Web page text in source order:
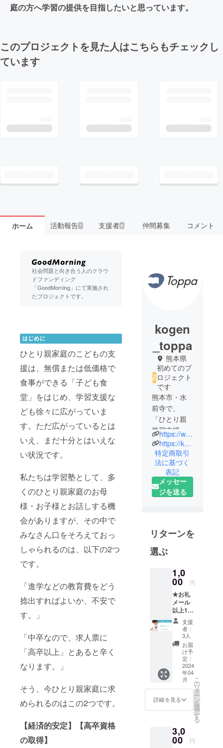
庭の方へ学習の提供を目指したいと思っています。
このプロジェクトを見た人はこちらもチェックし
ています
ホーム 活動報告7 支援者8 仲間募集 コメント
社会問題と向き合う人のクラウ
ドファンディング
「GoodMorning」にて実施され
たプロジェクトです。
ひとり親家庭のこどもの支
援は、無償または低価格で
食事ができる「子ども食
堂」をはじめ、学習支援な
ども徐々に広がっていま
す。ただ広がっているとは
いえ、まだ十分とはいえな
い状況です。
私たちは学習塾として、多
くのひとり親家庭のお母
様・お子様とお話しする機
会がありますが、その中で
みなさん口をそろえておっ
しゃられるのは、以下の2つ
です。
「進学などの教育費をどう
捻出すればよいか、不安で
す。」
「中卒なので、求人票に
「高卒以上」とあると辛く
なります。」
そう、今ひとり親家庭に求
められるのはこの2つです。
【経済的安定】【高卒資格
の取得】
kogen
_toppa
熊本県
初めてのプ
ロジェクト
です
熊本市・水
前寺で、
「ひとり親
学習支援の
Toppa（トッ
パ）」「ゼ
ロからの合
格を目指す
江原予備
校」の2つを
https://www.toppaonline.com/
https://kogenyobikou.jp/
特定商取引
法に基づく
表記
メッセー
ジを送る
リターンを
選ぶ
1,0
00 円
★お礼
メール
以上1点
を心を
込めて
お届け
しま
す。
支援
者：
3人
お届
け予
定：
2024
年04
月
詳細を見る
こ
の
リ
タ
ー
ン
を
選
択
す
る
3,0
00 円